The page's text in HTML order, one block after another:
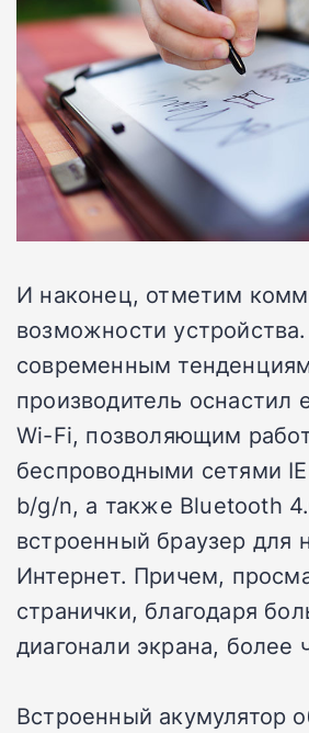
И наконец, отметим
возможности
современным
производитель оснастил
Wi-Fi, позволяющим
беспроводными сетями
b/g/n, а также Bluetooth
встроенный браузер для
Интернет. Причем,
странички, благодаря
диагонали экрана, более
Встроенный акумулятор